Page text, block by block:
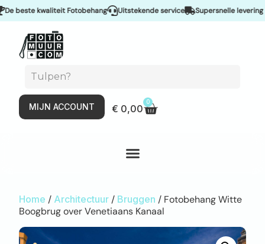
kwaliteit Fotobehang Uitstekende service Supersnelle levering &
MIJN ACCOUNT € 0,00
0
Home / Architectuur / Bruggen / Fotobehang Witte
Boogbrug over Venetiaans Kanaal